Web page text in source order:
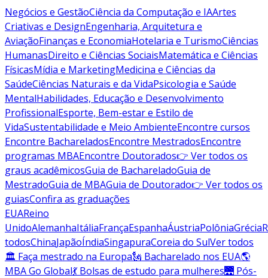
Negócios e GestãoCiência da Computação e IAArtes
Criativas e DesignEngenharia, Arquitetura e
AviaçãoFinanças e EconomiaHotelaria e TurismoCiências
HumanasDireito e Ciências SociaisMatemática e Ciências
FísicasMídia e MarketingMedicina e Ciências da
SaúdeCiências Naturais e da VidaPsicologia e Saúde
MentalHabilidades, Educação e Desenvolvimento
ProfissionalEsporte, Bem-estar e Estilo de
VidaSustentabilidade e Meio AmbienteEncontre cursos
Encontre BachareladosEncontre MestradosEncontre
programas MBAEncontre Doutorados👉 Ver todos os
graus acadêmicosGuia de BachareladoGuia de
MestradoGuia de MBAGuia de Doutorado👉 Ver todos os
guiasConfira as graduações
EUAReino
UnidoAlemanhaItáliaFrançaEspanhaÁustriaPolôniaGrécia
todosChinaJapãoÍndiaSingapuraCoreia do SulVer todos
🏛 Faça mestrado na Europa🗽 Bacharelado nos EUA🌎
MBA Go Global💃 Bolsas de estudo para mulheres🌉 Pós-